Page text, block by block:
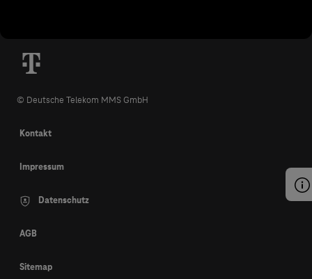
© Deutsche Telekom MMS GmbH
Kontakt
Impressum
Datenschutz
AGB
Sitemap